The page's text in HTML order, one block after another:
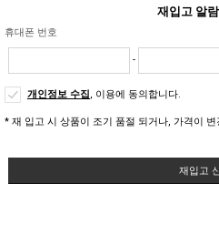
재입고 알
휴대폰 번호
-
개인정보 수집, 이용에 동의합니다.
* 재 입고 시 상품이 조기 품절 되거나, 가격이 변
재입고